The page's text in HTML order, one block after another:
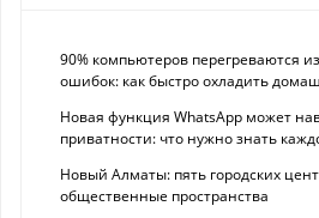
90% компьютеров перегреваются
ошибок: как быстро охладить
Новая функция WhatsApp может
приватности: что нужно знать
Новый Алматы: пять городских
общественные пространства